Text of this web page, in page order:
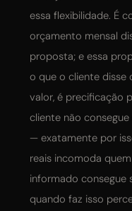
essa flexibilidade. É
orçamento mensal
proposta; e essa
o que o cliente disse
valor, é precificação
cliente não
— exatamente por
reais incomoda
informado consegue
quando faz isso